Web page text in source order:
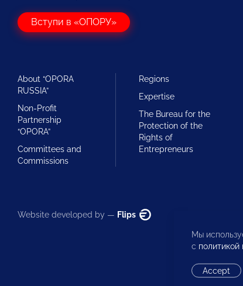
Вступи в «ОПОРУ»
About “OPORA
RUSSIA”
Non-Profit
Partnership
“OPORA”
Committees and
Commissions
Regions
Expertise
The Bureau for the
Protection of the
Rights of
Entrepreneurs
Website developed by — Flips
Мы
с политикой
Accept